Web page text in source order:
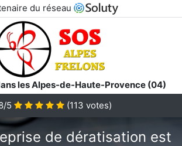
du réseau
les Alpes-de-Haute-Provence (04)
5
(113 votes)
de dératisation est